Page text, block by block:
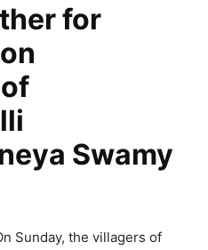
for
Swamy
Sunday, the villagers of